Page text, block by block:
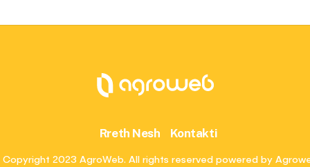
Rreth Nesh Kontakti
2023 AgroWeb. All rights reserved powered by